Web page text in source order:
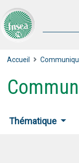
Accueil
Thématique